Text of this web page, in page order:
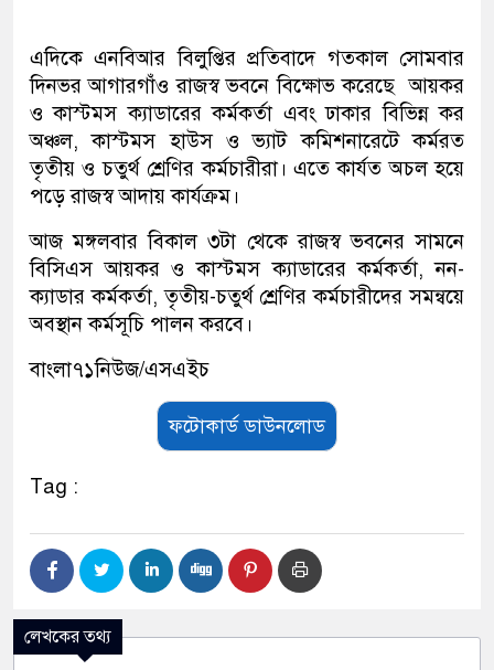
এদিকে এনবিআর বিলুপ্তির প্রতিবাদে গতকাল সোমবার
দিনভর আগারগাঁও রাজস্ব ভবনে বিক্ষোভ করেছে আয়কর
ও কাস্টমস ক্যাডারের কর্মকর্তা এবং ঢাকার বিভিন্ন কর
অঞ্চল, কাস্টমস হাউস ও ভ্যাট কমিশনারেটে কর্মরত
তৃতীয় ও চতুর্থ শ্রেণির কর্মচারীরা। এতে কার্যত অচল হয়ে
পড়ে রাজস্ব আদায় কার্যক্রম।
আজ মঙ্গলবার বিকাল ৩টা থেকে রাজস্ব ভবনের সামনে
বিসিএস আয়কর ও কাস্টমস ক্যাডারের কর্মকর্তা, নন-
ক্যাডার কর্মকর্তা, তৃতীয়-চতুর্থ শ্রেণির কর্মচারীদের সমন্বয়ে
অবস্থান কর্মসূচি পালন করবে।
বাংলা৭১নিউজ/এসএইচ
ফটোকার্ড ডাউনলোড
Tag :
লেখকের তথ্য